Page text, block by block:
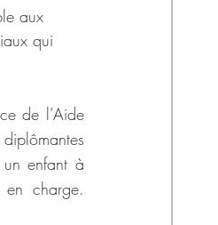
aux
qui
de l’Aide
enfant à
charge.